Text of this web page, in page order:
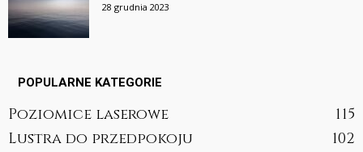
28 grudnia 2023
POPULARNE KATEGORIE
Poziomice laserowe
115
Lustra do przedpokoju
102